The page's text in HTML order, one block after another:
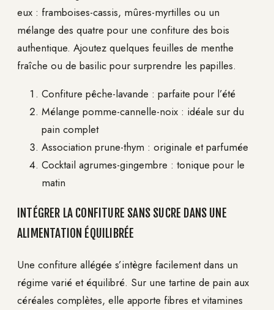
eux : framboises-cassis, mûres-myrtilles ou un
mélange des quatre pour une confiture des bois
authentique. Ajoutez quelques feuilles de menthe
fraîche ou de basilic pour surprendre les papilles.
Confiture pêche-lavande : parfaite pour l’été
Mélange pomme-cannelle-noix : idéale sur du
pain complet
Association prune-thym : originale et parfumée
Cocktail agrumes-gingembre : tonique pour le
matin
INTÉGRER LA CONFITURE SANS SUCRE DANS UNE
ALIMENTATION ÉQUILIBRÉE
Une confiture allégée s’intègre facilement dans un
régime varié et équilibré. Sur une tartine de pain aux
céréales complètes, elle apporte fibres et vitamines